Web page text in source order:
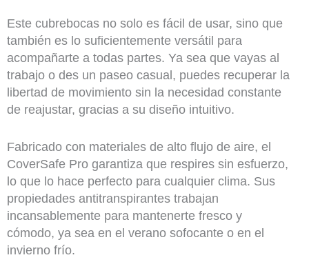
Este cubrebocas no solo es fácil de usar, sino que
también es lo suficientemente versátil para
acompañarte a todas partes. Ya sea que vayas al
trabajo o des un paseo casual, puedes recuperar la
libertad de movimiento sin la necesidad constante
de reajustar, gracias a su diseño intuitivo.
Fabricado con materiales de alto flujo de aire, el
CoverSafe Pro garantiza que respires sin esfuerzo,
lo que lo hace perfecto para cualquier clima. Sus
propiedades antitranspirantes trabajan
incansablemente para mantenerte fresco y
cómodo, ya sea en el verano sofocante o en el
invierno frío.